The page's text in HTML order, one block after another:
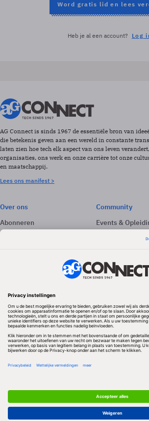
Word gratis lid en lees
Heb je al een account? Log
AG Connect is sinds 1967 de essentiële bron van
die betekenis geven aan een wereld in constante
laten zien hoe tech elk aspect van ons leven
organisaties, ons werk en onze carrière tot onze
en maatschappij.
Lees ons manifest >
Over ons
Abonneren
Adverteren
Community
Events &
Volg ons
Redactionele partner
Algemene Voorwaarden & Copyrights